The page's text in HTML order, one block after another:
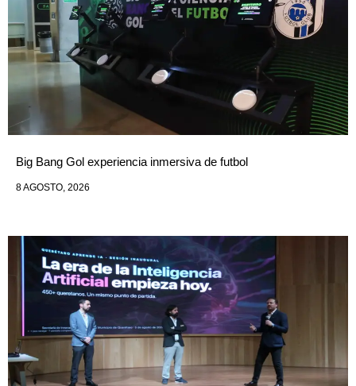
Big Bang Gol experiencia inmersiva de futbol
8 AGOSTO, 2026